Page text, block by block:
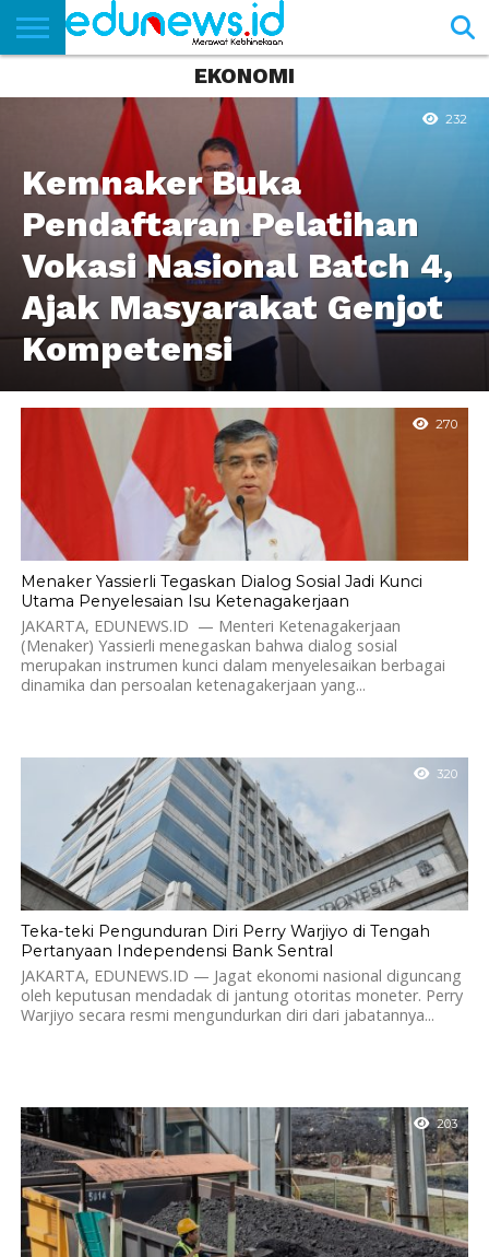
NEWS
EDUNEWS
LITERASI
PUSTAKA
SOSOK
TEKNO
KHASANAH
SASTRA
EKONOMI
Kemnaker Buka
Pendaftaran Pelatihan
Vokasi Nasional Batch 4,
Ajak Masyarakat Genjot
Kompetensi
232
270
Menaker Yassierli Tegaskan Dialog Sosial Jadi Kunci
Utama Penyelesaian Isu Ketenagakerjaan
JAKARTA, EDUNEWS.ID — Menteri Ketenagakerjaan
(Menaker) Yassierli menegaskan bahwa dialog sosial
merupakan instrumen kunci dalam menyelesaikan berbagai
dinamika dan persoalan ketenagakerjaan yang...
320
Teka-teki Pengunduran Diri Perry Warjiyo di Tengah
Pertanyaan Independensi Bank Sentral
JAKARTA, EDUNEWS.ID — Jagat ekonomi nasional diguncang
oleh keputusan mendadak di jantung otoritas moneter. Perry
Warjiyo secara resmi mengundurkan diri dari jabatannya...
203